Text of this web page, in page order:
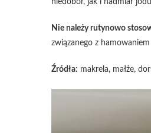
niedobór, jak i nadmiar
Nie należy rutynowo
związanego z
Źródła: makrela, małże,